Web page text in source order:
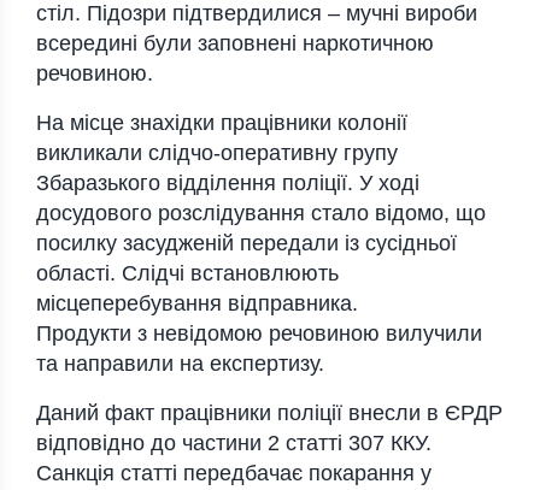
стіл. Підозри підтвердилися – мучні вироби
всередині були заповнені наркотичною
речовиною.
На місце знахідки працівники колонії
викликали слідчо-оперативну групу
Збаразького відділення поліції. У ході
досудового розслідування стало відомо, що
посилку засудженій передали із сусідньої
області. Слідчі встановлюють
місцеперебування відправника.
Продукти з невідомою речовиною вилучили
та направили на експертизу.
Даний факт працівники поліції внесли в ЄРДР
відповідно до частини 2 статті 307 ККУ.
Санкція статті передбачає покарання у